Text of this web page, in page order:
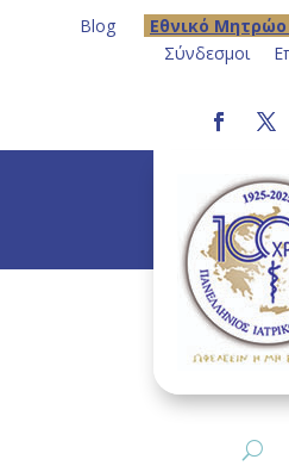
Blog Eθνικό
Σύνδεσμοι